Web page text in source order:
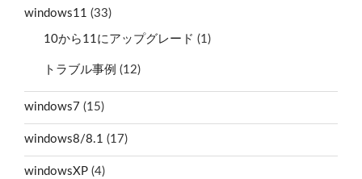
windows11 (33)
10から11にアップグレード (1)
トラブル事例 (12)
windows7 (15)
windows8/8.1 (17)
windowsXP (4)